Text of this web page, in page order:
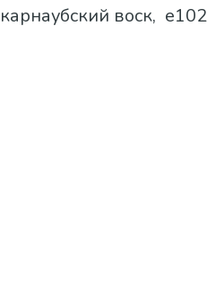
карнаубский воск,